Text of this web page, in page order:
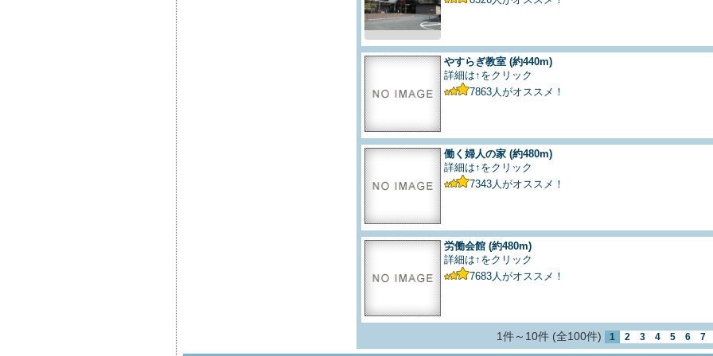
やすらぎ教室 (約440m)
詳細は↑をクリック
7863 人がオススメ！
働く婦人の家 (約480m)
詳細は↑をクリック
7343 人がオススメ！
労働会館 (約480m)
詳細は↑をクリック
7683 人がオススメ！
1件～10件 (全100件) 1 2 3 4 5 6 7